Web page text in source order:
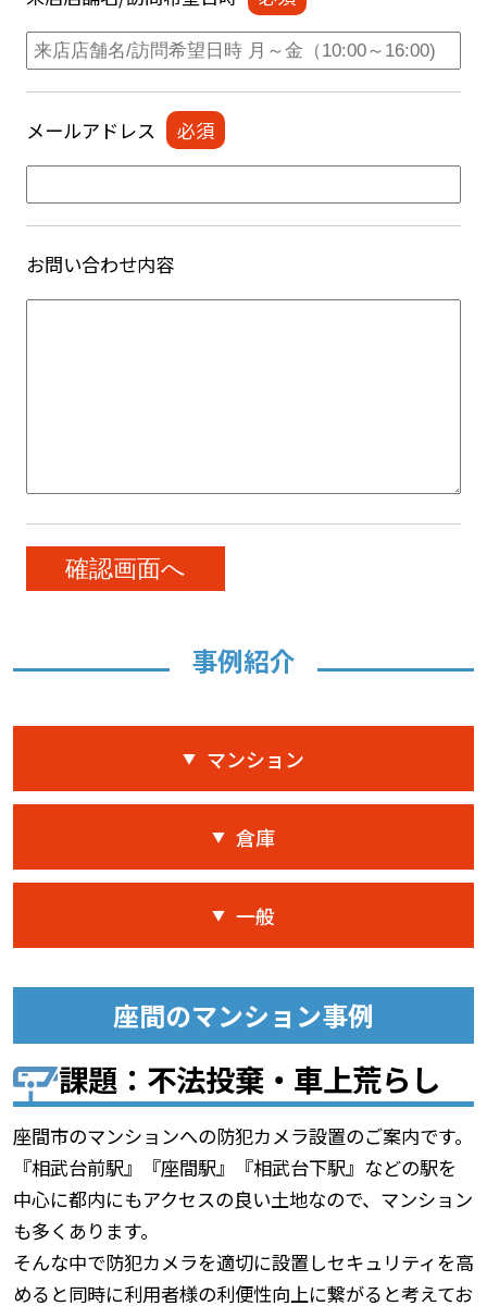
メールアドレス
お問い合わせ内容
事例紹介
マンション
倉庫
一般
座間のマンション事例
課題：不法投棄・車上荒らし
座間市のマンションへの防犯カメラ設置のご案内です。
『相武台前駅』『座間駅』『相武台下駅』などの駅を
中心に都内にもアクセスの良い土地なので、マンション
も多くあります。
そんな中で防犯カメラを適切に設置しセキュリティを高
めると同時に利用者様の利便性向上に繋がると考えてお